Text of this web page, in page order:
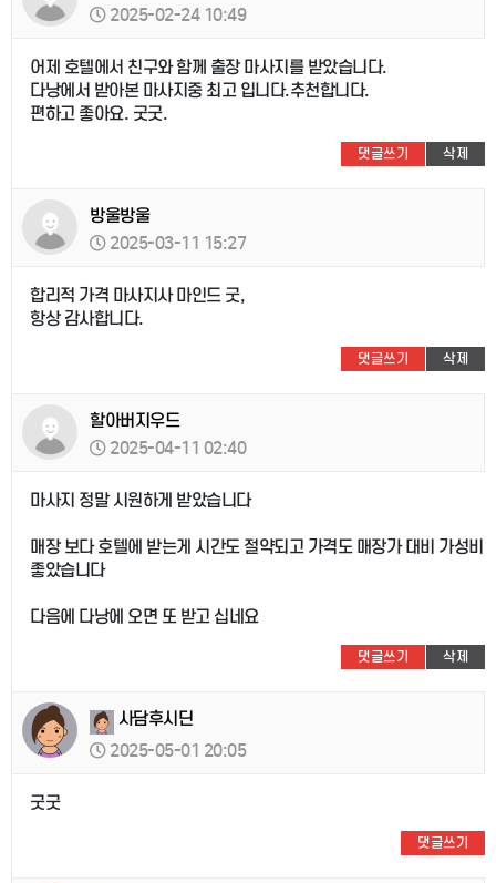
2025-02-24 10:49
어제 호텔에서 친구와 함께 출장 마사지를 받았습니다.
다낭에서 받아본 마사지중 최고 입니다.추천합니다.
편하고 좋아요. 굿굿.
댓글쓰기 삭제
방울방울
2025-03-11 15:27
합리적 가격 마사지사 마인드 굿,
항상 감사합니다.
댓글쓰기 삭제
할아버지우드
2025-04-11 02:40
마사지 정말 시원하게 받았습니다
매장 보다 호텔에 받는게 시간도 절약되고 가격도 매장가 대비 가성비
좋았습니다
다음에 다낭에 오면 또 받고 십네요
댓글쓰기 삭제
사담후시딘
2025-05-01 20:05
굿굿
댓글쓰기